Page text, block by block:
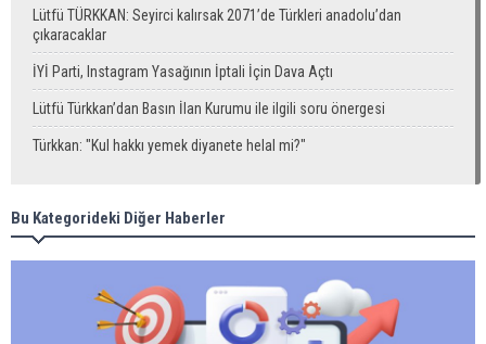
Lütfü TÜRKKAN: Seyirci kalırsak 2071’de Türkleri anadolu’dan
çıkaracaklar
İYİ Parti, Instagram Yasağının İptali İçin Dava Açtı
Lütfü Türkkan’dan Basın İlan Kurumu ile ilgili soru önergesi
Türkkan: "Kul hakkı yemek diyanete helal mi?"
Bu Kategorideki Diğer Haberler